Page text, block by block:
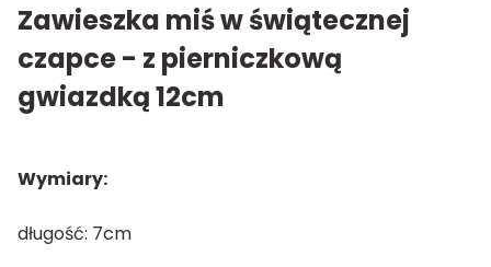
Zawieszka miś w świątecznej
czapce - z pierniczkową
gwiazdką 12cm
Wymiary:
długość: 7cm